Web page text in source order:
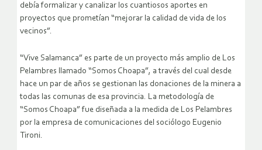
debía formalizar y canalizar los cuantiosos aportes en
proyectos que prometían “mejorar la calidad de vida de los
vecinos”.
“Vive Salamanca” es parte de un proyecto más amplio de Los
Pelambres llamado “Somos Choapa”, a través del cual desde
hace un par de años se gestionan las donaciones de la minera a
todas las comunas de esa provincia. La metodología de
“Somos Choapa” fue diseñada a la medida de Los Pelambres
por la empresa de comunicaciones del sociólogo Eugenio
Tironi.